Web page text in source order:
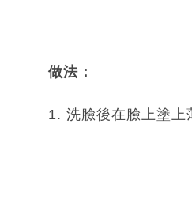
做法：
1. 洗臉後在臉上塗上